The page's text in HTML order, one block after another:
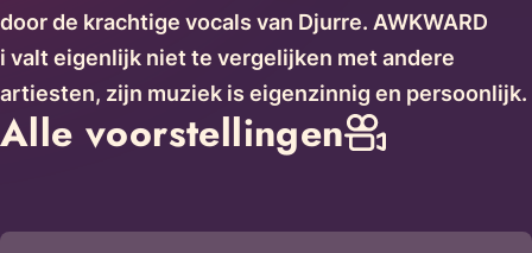
door de krachtige vocals van Djurre. AWKWARD
i valt eigenlijk niet te vergelijken met andere
artiesten, zijn muziek is eigenzinnig en persoonlijk.
Alle voorstellingen